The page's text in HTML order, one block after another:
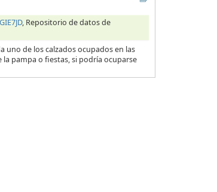
, Repositorio de datos de
uno de los calzados ocupados en las
pampa o fiestas, si podría ocuparse